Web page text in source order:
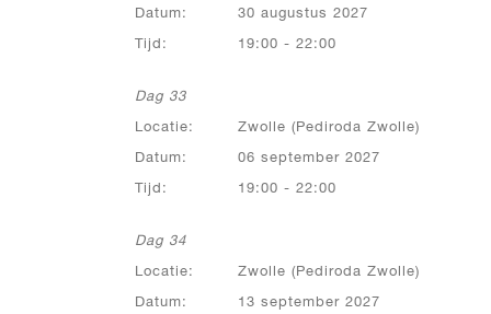
Datum: 30 augustus 2027
Tijd: 19:00 - 22:00
Dag 33
Locatie: Zwolle (Pediroda Zwolle)
Datum: 06 september 2027
Tijd: 19:00 - 22:00
Dag 34
Locatie: Zwolle (Pediroda Zwolle)
Datum: 13 september 2027